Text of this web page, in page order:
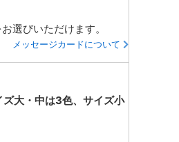
選びいただけます。
メッセージカードについて
大・中は3色、サイズ小